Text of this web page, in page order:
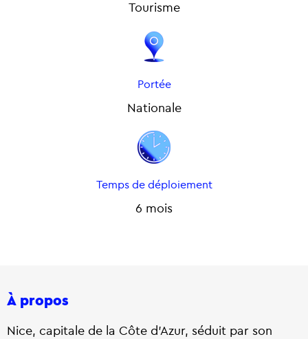
Tourisme
Portée
Nationale
Temps de déploiement
6 mois
À propos
Nice, capitale de la Côte d’Azur, séduit par son